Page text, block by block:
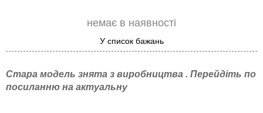
немає в наявності
У список бажань
Стара модель знята з виробництва . Перейдіть по
посиланню на актуальну